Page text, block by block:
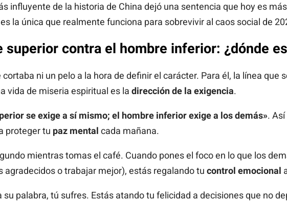
influyente de la historia de China dejó una sentencia que hoy es más
la única que realmente funciona para sobrevivir al caos social de
superior contra el hombre inferior: ¿dónde
cortaba ni un pelo a la hora de definir el carácter. Para él, la línea que
vida de miseria espiritual es la dirección de la exigencia.
se exige a sí mismo; el hombre inferior exige a los demás». Así
proteger tu paz mental cada mañana.
mientras tomas el café. Cuando pones el foco en lo que los
agradecidos o trabajar mejor), estás regalando tu control emocional
su palabra, tú sufres. Estás atando tu felicidad a decisiones que no